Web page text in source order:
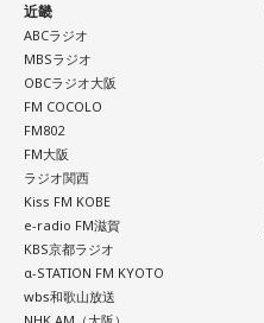
近畿
ABCラジオ
MBSラジオ
OBCラジオ大阪
FM COCOLO
FM802
FM大阪
ラジオ関西
Kiss FM KOBE
e-radio FM滋賀
KBS京都ラジオ
α-STATION FM KYOTO
wbs和歌山放送